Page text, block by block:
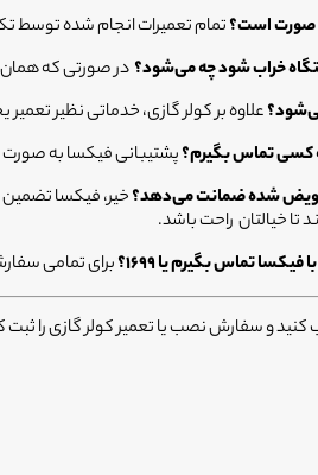
تمام تعمیرات انجام شده توسط تکنسین‌های فیکسا تحت
در صورتی که
علاوه بر کولر گازی، خدماتی نظیر
پشتیبانی فیکسا به صورت ۲۴ ساعته آماده پاسخگویی به سوالات شماست؛ همچنین می‌توانید از طریق اپلیکیشن وضعیت سفارش خود را پیگیری کنید.
خیالتان راحت باشد.
برای تمامی
کنید و سفارش نصب یا تعمیر کولر گازی را